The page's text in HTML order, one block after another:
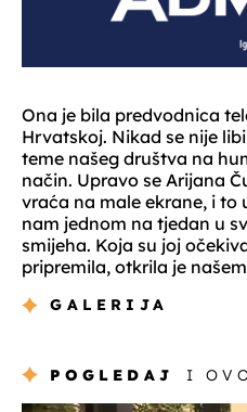
Ona je bila predvodnica
Hrvatskoj. Nikad se nije
teme našeg društva na
način. Upravo se Arijana
vraća na male ekrane, i to
nam jednom na tjedan u
smijeha. Koja su joj
pripremila, otkrila je
GALERIJA
POGLEDAJ I